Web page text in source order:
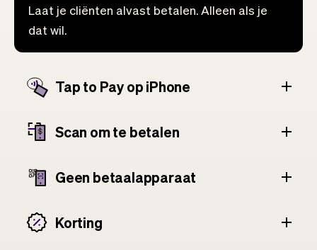
Laat je cliënten alvast betalen. Alleen als je
dat wil.
Tap to Pay op iPhone
Scan om te betalen
Geen betaalapparaat
Korting